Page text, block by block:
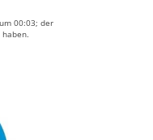
00:03; der